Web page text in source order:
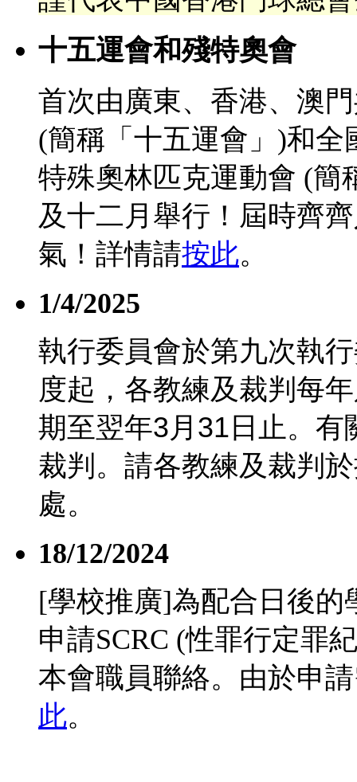
十五運會和殘特奧會
首次由廣東、香港、澳
(簡稱「十五運會」)和
特殊奧林匹克運動會 (簡
及十二月舉行！屆時齊
氣！詳情請按此。
1/4/2025
執行委員會於第九次執
度起，各教練及裁判每
期至翌年3月 31 日止。
裁判。請各教練及裁判
處。
18/12/2024
[學校推廣]為配合日後的
申請SCRC (性罪行定罪
本會職員聯絡。由於申
此。